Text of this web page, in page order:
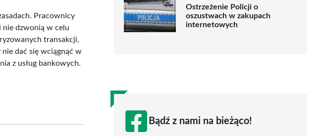
Pracownicy
nie dzwonią w celu
transakcji,
dać się wciągnąć w
z usług bankowych.
Ostrzeżenie Policji o
oszustwach w zakupach
internetowych
Bądź z nami na bieżąco!